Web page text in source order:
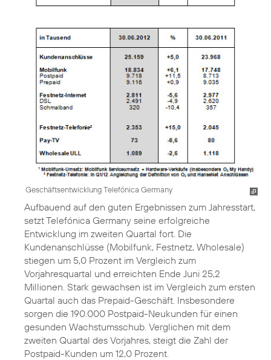
Geschäftsentwicklung Telefónica Germany
Aufbauend auf den guten Ergebnissen zum Jahresstart,
setzt Telefónica Germany seine erfolgreiche
Entwicklung im zweiten Quartal fort. Die
Kundenanschlüsse (Mobilfunk, Festnetz, Wholesale)
stiegen um 5,0 Prozent im Vergleich zum
Vorjahresquartal und erreichten Ende Juni 25,2
Millionen. Stark gewachsen ist im Vergleich zum ersten
Quartal auch das Prepaid-Geschäft. Insbesondere
sorgen die 190.000 Postpaid-Neukunden für einen
gesunden Wachstumsschub. Verglichen mit dem
zweiten Quartal des Vorjahres, steigt die Zahl der
Postpaid-Kunden um 12,0 Prozent.